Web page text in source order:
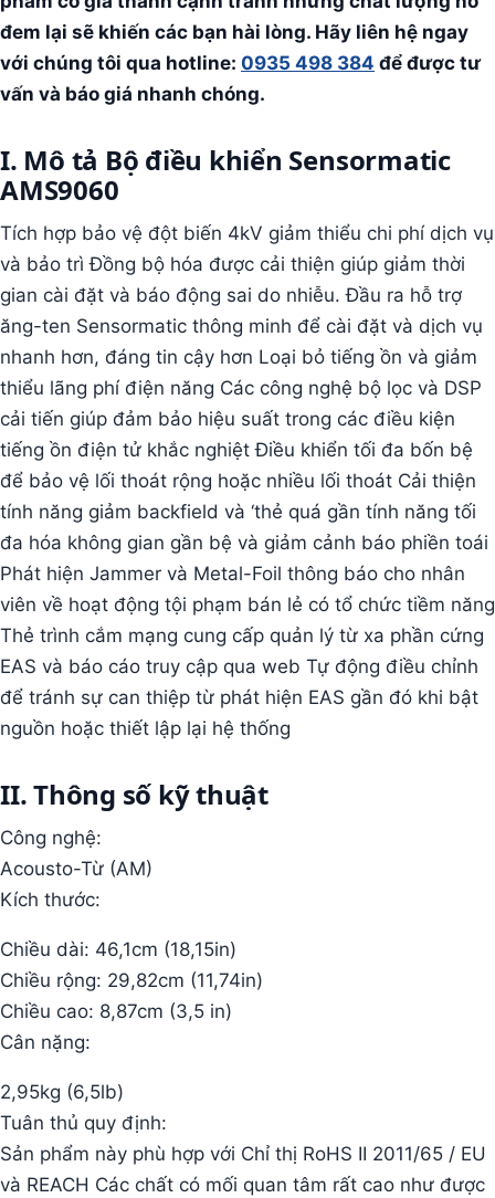
đem lại sẽ khiến các bạn hài lòng. Hãy liên hệ ngay
với chúng tôi qua hotline: 0935 498 384 để được tư
vấn và báo giá nhanh chóng.
I. Mô tả Bộ điều khiển Sensormatic
AMS9060
Tích hợp bảo vệ đột biến 4kV giảm thiểu chi phí dịch vụ
và bảo trì Đồng bộ hóa được cải thiện giúp giảm thời
gian cài đặt và báo động sai do nhiễu. Đầu ra hỗ trợ
ăng-ten Sensormatic thông minh để cài đặt và dịch vụ
nhanh hơn, đáng tin cậy hơn Loại bỏ tiếng ồn và giảm
thiểu lãng phí điện năng Các công nghệ bộ lọc và DSP
cải tiến giúp đảm bảo hiệu suất trong các điều kiện
tiếng ồn điện tử khắc nghiệt Điều khiển tối đa bốn bệ
để bảo vệ lối thoát rộng hoặc nhiều lối thoát Cải thiện
tính năng giảm backfield và ‘thẻ quá gần tính năng tối
đa hóa không gian gần bệ và giảm cảnh báo phiền toái
Phát hiện Jammer và Metal-Foil thông báo cho nhân
viên về hoạt động tội phạm bán lẻ có tổ chức tiềm năng
Thẻ trình cắm mạng cung cấp quản lý từ xa phần cứng
EAS và báo cáo truy cập qua web Tự động điều chỉnh
để tránh sự can thiệp từ phát hiện EAS gần đó khi bật
nguồn hoặc thiết lập lại hệ thống
II. Thông số kỹ thuật
Công nghệ:
Acousto-Từ (AM)
Kích thước:
Chiều dài: 46,1cm (18,15in)
Chiều rộng: 29,82cm (11,74in)
Chiều cao: 8,87cm (3,5 in)
Cân nặng:
2,95kg (6,5lb)
Tuân thủ quy định:
Sản phẩm này phù hợp với Chỉ thị RoHS II 2011/65 / EU
và REACH Các chất có mối quan tâm rất cao như được